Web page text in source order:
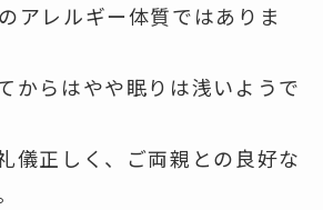
アレルギー体質ではありま
からはやや眠りは浅いようで
儀正しく、ご両親との良好な